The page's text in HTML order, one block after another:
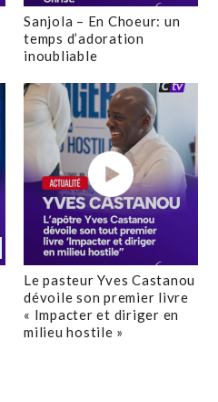
Sanjola – En Choeur: un
temps d’adoration
inoubliable
Le pasteur Yves Castanou
dévoile son premier livre
« Impacter et diriger en
milieu hostile »